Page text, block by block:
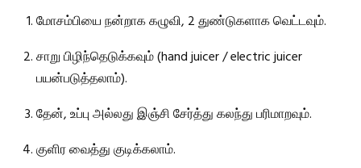
மோசம்பியை நன்றாக கழுவி, 2 துண்டுகளாக வெட்டவும்.
சாறு பிழிந்தெடுக்கவும் (hand juicer / electric juicer
பயன்படுத்தலாம்).
தேன், உப்பு அல்லது இஞ்சி சேர்த்து கலந்து பரிமாறவும்.
குளிர வைத்து குடிக்கலாம்.